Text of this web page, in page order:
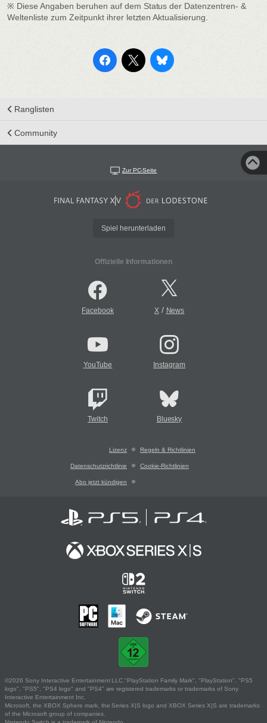
※ Diese Angaben beruhen auf dem Status der Datenzentren- &
Weltenliste zum Zeitpunkt ihrer letzten Aktualisierung.
Ranglisten
Community
Zur PC-Seite
Spiel herunterladen
Offizielle Informationen
Facebook X/ News
YouTube Instagram
Twitch Bluesky
Lizenz Regeln & Richtlinien
Datenschutzrichtlinie Cookie-Richtlinien
Abo jetzt kündigen
©2026 Sony Interactive Entertainment LLC."PlayStation Family Mark", "PlayStation", "PS5
logo", "PS5", "PS4 logo" and "PS4" are registered trademarks or trademarks of Sony
Interactive Entertainment Inc.
Microsoft, the XBOX Sphere mark, the Series X|S logo and XBOX Series X|S are trademarks
of the Microsoft group of companies.